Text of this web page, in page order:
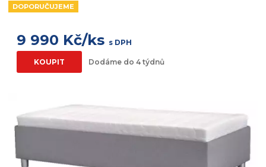
DOPORUČUJEME
9 990 Kč/ks s DPH
KOUPIT Dodáme do 4 týdnů